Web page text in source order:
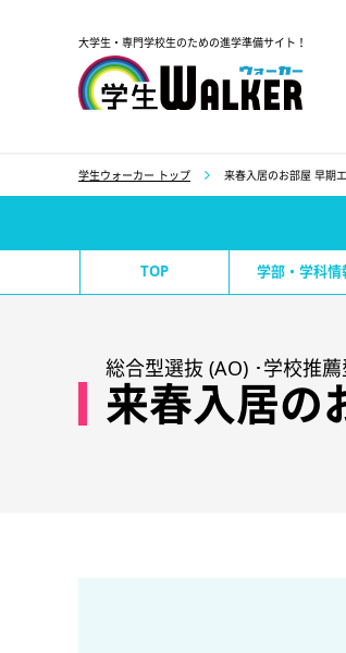
大学生・専門学校生のための進学準備サイト！
学生ウォーカー トップ 来春入居のお部屋 早期
TOP 学部・学科情
総合型選抜 (AO) ･学校推
来春入居の